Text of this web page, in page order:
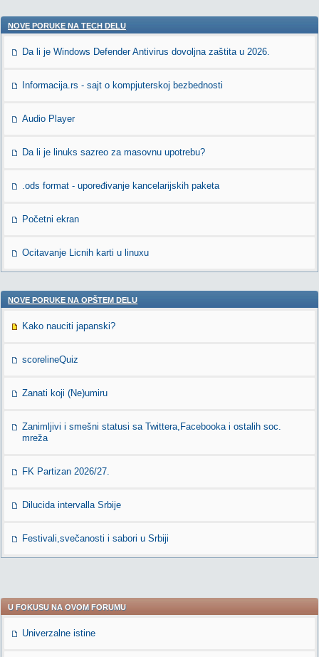
NOVE PORUKE NA TECH DELU
Da li je Windows Defender Antivirus dovoljna zaštita u 2026.
Informacija.rs - sajt o kompjuterskoj bezbednosti
Audio Player
Da li je linuks sazreo za masovnu upotrebu?
.ods format - upoređivanje kancelarijskih paketa
Početni ekran
Ocitavanje Licnih karti u linuxu
NOVE PORUKE NA OPŠTEM DELU
Kako nauciti japanski?
scorelineQuiz
Zanati koji (Ne)umiru
Zanimljivi i smešni statusi sa Twittera,Facebooka i ostalih soc.
mreža
FK Partizan 2026/27.
Dilucida intervalla Srbije
Festivali,svečanosti i sabori u Srbiji
U FOKUSU NA OVOM FORUMU
Univerzalne istine